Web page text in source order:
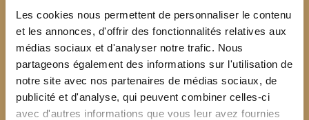
Les cookies nous permettent de personnaliser le contenu
et les annonces, d'offrir des fonctionnalités relatives aux
médias sociaux et d'analyser notre trafic. Nous
partageons également des informations sur l'utilisation de
notre site avec nos partenaires de médias sociaux, de
publicité et d'analyse, qui peuvent combiner celles-ci
avec d'autres informations que vous leur avez fournies